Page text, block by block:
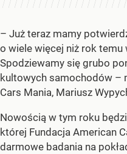
– Już teraz mamy
o wiele więcej niż rok temu
Spodziewamy się grubo
kultowych samochodów –
Cars Mania, Mariusz
Nowością w tym roku
której Fundacja American
darmowe badania na